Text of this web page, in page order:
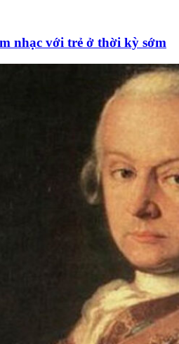
nhạc với trẻ ở thời kỳ sớm